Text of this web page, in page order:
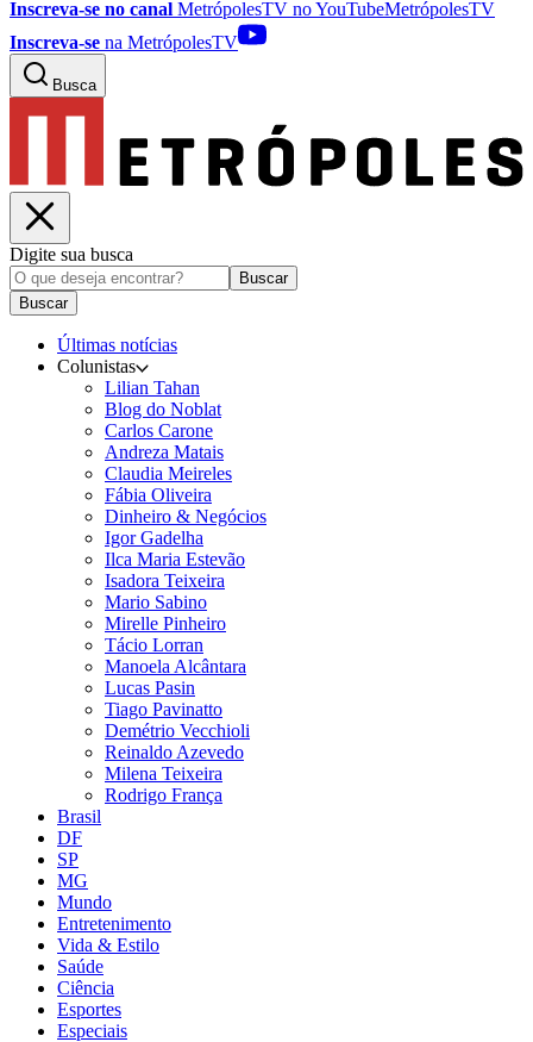
Inscreva-se no canal MetrópolesTV noYouTubeMetrópolesTV
Inscreva-se na MetrópolesTV
Busca
Digite sua busca
Buscar
Buscar
Últimas notícias
Colunistas
Lilian Tahan
Blog do Noblat
Carlos Carone
Andreza Matais
Claudia Meireles
Fábia Oliveira
Dinheiro & Negócios
Igor Gadelha
Ilca Maria Estevão
Isadora Teixeira
Mario Sabino
Mirelle Pinheiro
Tácio Lorran
Manoela Alcântara
Lucas Pasin
Tiago Pavinatto
Demétrio Vecchioli
Reinaldo Azevedo
Milena Teixeira
Rodrigo França
Brasil
DF
SP
MG
Mundo
Entretenimento
Vida & Estilo
Saúde
Ciência
Esportes
Especiais